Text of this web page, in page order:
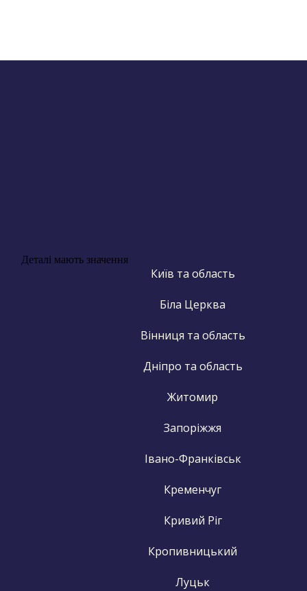
Деталі мають значення
Київ та область
Біла Церква
Вінниця та область
Дніпро та область
Житомир
Запоріжжя
Івано-Франківськ
Кременчуг
Кривий Ріг
Кропивницький
Луцьк